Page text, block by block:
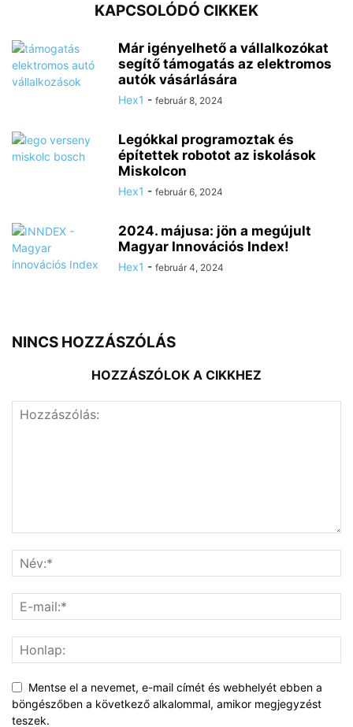
KAPCSOLÓDÓ CIKKEK
Már igényelhető a vállalkozókat
segítő támogatás az elektromos
autók vásárlására
Hex1 - február 8, 2024
Legókkal programoztak és
építettek robotot az iskolások
Miskolcon
Hex1 - február 6, 2024
2024. májusa: jön a megújult
Magyar Innovációs Index!
Hex1 - február 4, 2024
NINCS HOZZÁSZÓLÁS
HOZZÁSZÓLOK A CIKKHEZ
Mentse el a nevemet, e-mail címét és webhelyét ebben a
böngészőben a következő alkalommal, amikor megjegyzést
teszek.